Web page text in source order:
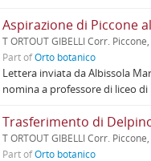
Aspirazione di Piccone
T ORTOUT GIBELLI Corr.
Part ofOrto botanico
Lettera inviata da Albissola
nomina a professore di liceo di
Trasferimento di
T ORTOUT GIBELLI Corr.
Part ofOrto botanico